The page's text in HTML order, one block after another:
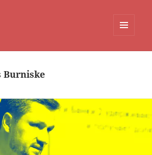
Burniske